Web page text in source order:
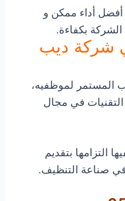
أداء ممكن و
بكفاءة.
شركة ديب
المستمر لموظفيه،
في مجال
التزامها بتقديم
صناعة التنظيف.